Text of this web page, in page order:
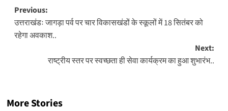
Post
navigation
Previous:
उत्तराखंडः जागड़ा पर्व पर चार विकासखंडों के स्कूलों में 18 सितंबर को
रहेगा अवकाश..
Next:
राष्ट्रीय स्तर पर स्वच्छता ही सेवा कार्यक्रम का हुआ शुभारंभ..
More Stories